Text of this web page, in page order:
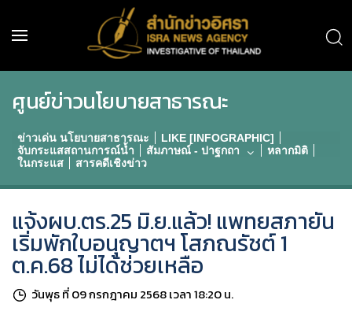
ศูนย์ข่าวนโยบายสาธารณะ
ข่าวเด่น นโยบายสาธารณะ
LIKE [INFOGRAPHIC]
จับกระแสสถานการณ์น้ำ
สัมภาษณ์ - ปาฐกถา
หลากมิติ
ในกระแส
สารคดีเชิงข่าว
แจ้งผบ.ตร.25 มิ.ย.แล้ว! แพทยสภายัน
เริ่มพักใบอนุญาตฯ โสภณรัชต์ 1
ต.ค.68 ไม่ได้ช่วยเหลือ
วันพุธ ที่ 09 กรกฎาคม 2568 เวลา 18:20 น.